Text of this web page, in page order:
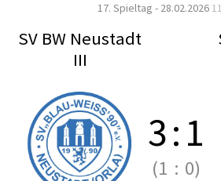
17. Spieltag - 28.02.2026
SV BW Neustadt
III
3:1
(1 : 0)